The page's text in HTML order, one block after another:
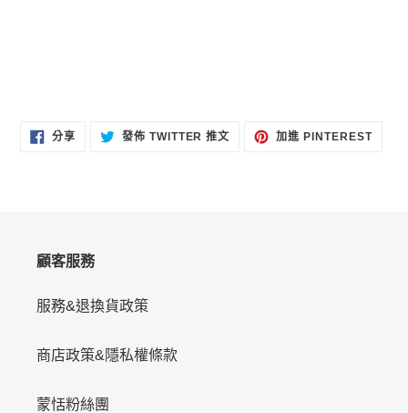
分享分
發佈 TWITTER 推文
TWITTER
加進 PINTEREST加
顧客服務
服務&退換貨政策
商店政策&隱私權條款
蒙恬粉絲團